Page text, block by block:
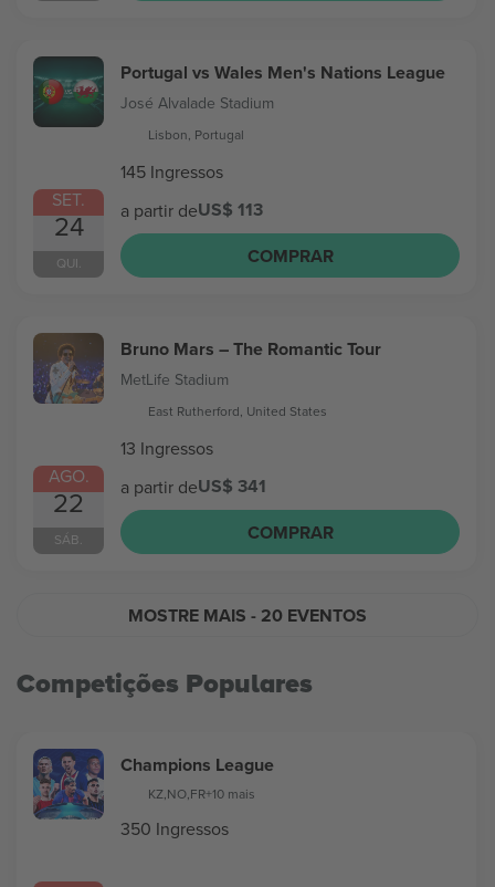
SET.
24
QUI.
Portugal vs Wales Men's Nations League
José Alvalade Stadium
Lisbon, Portugal
145 Ingressos
a partir deUS$ 113
COMPRAR
AGO.
22
SÁB.
Bruno Mars – The Romantic Tour
MetLife Stadium
East Rutherford, United States
13 Ingressos
a partir deUS$ 341
COMPRAR
MOSTRE MAIS - 20 EVENTOS
Competições Populares
Champions League
KZ,NO,FR+10 mais
350 Ingressos